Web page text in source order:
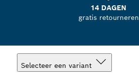
14 DAGEN
gratis retourneren
Selecteer een variant